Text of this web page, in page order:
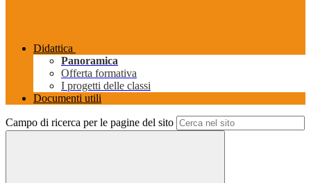
Didattica
Panoramica
Offerta formativa
I progetti delle classi
Documenti utili
Campo di ricerca per le pagine del sito